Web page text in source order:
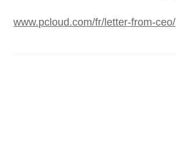
www.pcloud.com/fr/letter-from-ceo/